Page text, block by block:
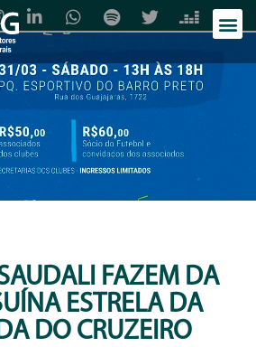
FAZEM DA
ESTRELA DA
DO CRUZEIRO